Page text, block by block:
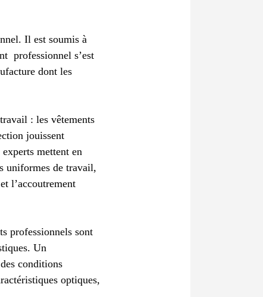
Il est soumis à
professionnel s’est
dont les
: les vêtements
jouissent
mettent en
uniformes de travail,
l’accoutrement
professionnels sont
Un
conditions
optiques,